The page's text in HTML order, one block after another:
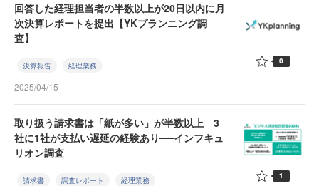
回答した経理担当者の半数以上が20日以内に月
次決算レポートを提出【YKプランニング調
査】
決算報告 経理業務
2025/04/15
0
取り扱う請求書は「紙が多い」が半数以上 3
社に1社が支払い遅延の経験あり──インフキュ
リオン調査
請求書 調査レポート 経理業務 1